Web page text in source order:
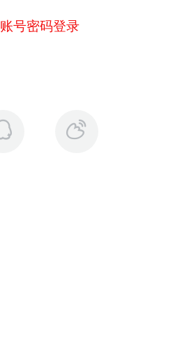
账号密码登录